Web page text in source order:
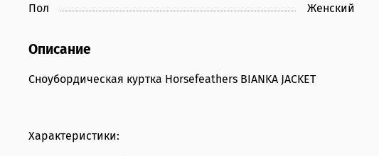
Пол Женский
Описание
Сноубордическая куртка Horsefeathers BIANKA JACKET
Характеристики: